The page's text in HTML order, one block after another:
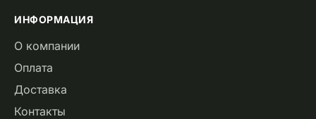
ИНФОРМАЦИЯ
О компании
Оплата
Доставка
Контакты